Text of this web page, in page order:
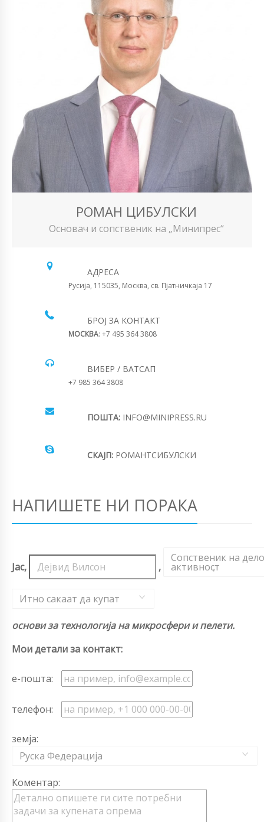
РОМАН ЦИБУЛСКИ
Основач и сопственик на „Минипрес“
АДРЕСА
Русија, 115035, Москва, св. Пјатничкаја 17
БРОЈ ЗА КОНТАКТ
МОСКВА: +7 495 364 3808
ВИБЕР / ВАТСАП
+7 985 364 3808
ПОШТА: INFO@MINIPRESS.RU
СКАЈП: РОМАНТСИБУЛСКИ
НАПИШЕТЕ НИ ПОРАКА
Јас, ,
Сопственик на
активност
,
Итно сакаат да купат
основи за технологија на микросфери и пелети.
Мои детали за контакт:
е-пошта:
телефон:
земја:
Руска Федерација
Коментар: